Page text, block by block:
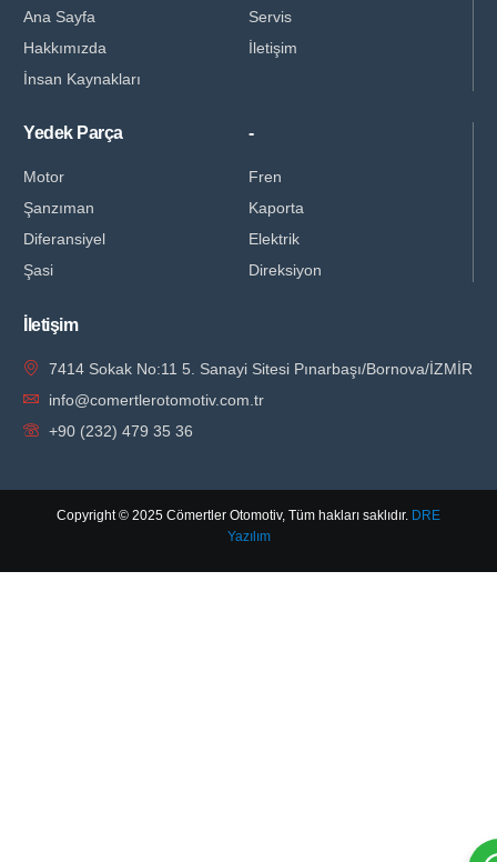
Ana Sayfa
Hakkımızda
İnsan Kaynakları
Servis
İletişim
Yedek Parça
Motor
Şanzıman
Diferansiyel
Şasi
-
Fren
Kaporta
Elektrik
Direksiyon
İletişim
7414 Sokak No:11 5. Sanayi Sitesi Pınarbaşı/Bornova/İZMİR
info@comertlerotomotiv.com.tr
+90 (232) 479 35 36
Copyright © 2025 Cömertler Otomotiv, Tüm hakları saklıdır. DRE
Yazılım